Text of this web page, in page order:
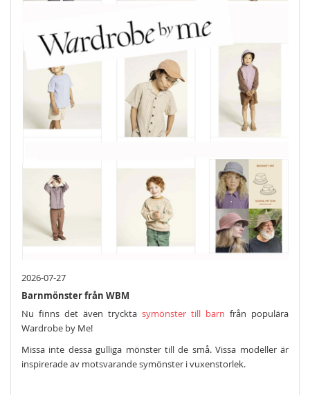
2026-07-27
Barnmönster från WBM
Nu finns det även tryckta symönster till barn från populära
Wardrobe by Me!
Missa inte dessa gulliga mönster till de små. Vissa modeller är
inspirerade av motsvarande symönster i vuxenstorlek.